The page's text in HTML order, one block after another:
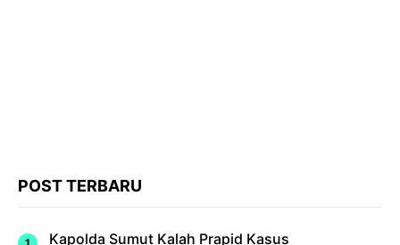
POST TERBARU
Kapolda Sumut Kalah Prapid Kasus